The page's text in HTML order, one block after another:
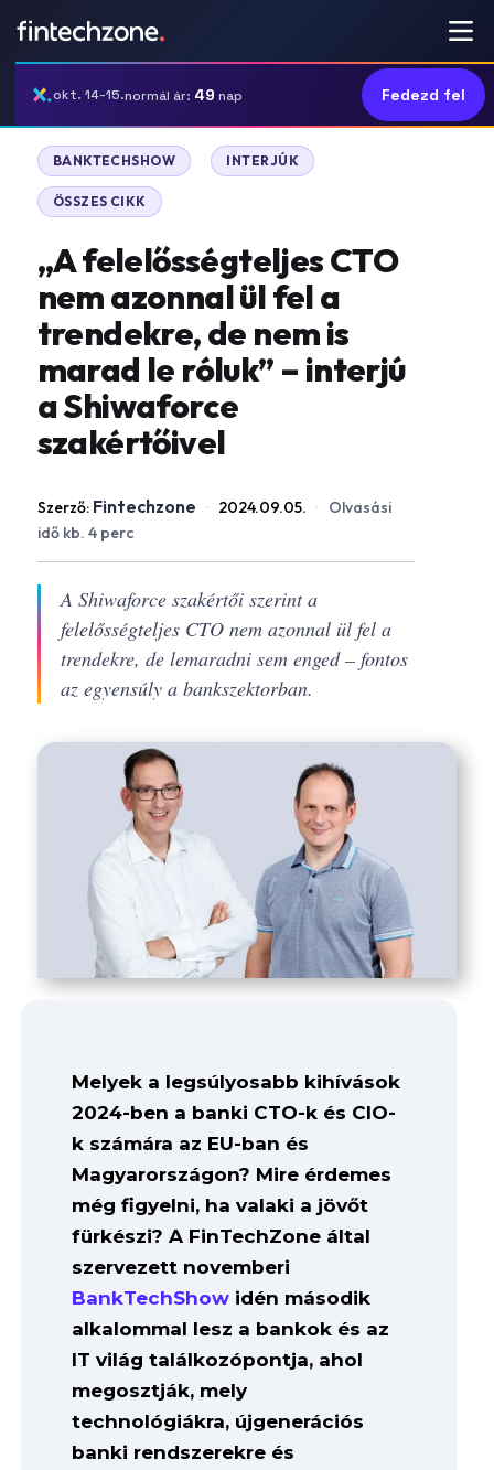
okt. 14-15.normál ár: 49 nap Fedezd fel
BANKTECHSHOW | INTERJÚK
ÖSSZES CIKK
,,A felelősségteljes CTO
nem azonnal ül fel a
trendekre, de nem is
marad le róluk” – interjú
a Shiwaforce
szakértőivel
Szerző: Fintechzone · 2024.09.05. · Olvasási
idő kb. 4 perc
A Shiwaforce szakértői szerint a
felelősségteljes CTO nem azonnal ül fel a
trendekre, de lemaradni sem enged – fontos
az egyensúly a bankszektorban.
Melyek a legsúlyosabb kihívások
2024-ben a banki CTO-k és CIO-
k számára az EU-ban és
Magyarországon? Mire érdemes
még figyelni, ha valaki a jövőt
fürkészi? A FinTechZone által
szervezett novemberi
BankTechShow idén második
alkalommal lesz a bankok és az
IT világ találkozópontja, ahol
megosztják, mely
technológiákra, újgenerációs
banki rendszerekre és